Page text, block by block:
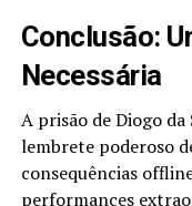
Conclusão:
Necessária
A prisão de Diogo
lembrete poderoso
consequências
performances